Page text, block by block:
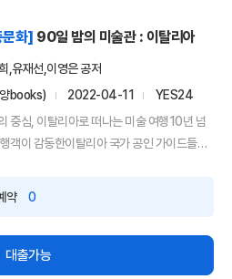
문화] 90일 밤의 미술관 : 이탈리아
,유재선,이영은 공저
books)
2022-04-11
YES24
중심, 이탈리아로 떠나는 미술 여행10년 넘
객이 감동한이탈리아 국가 공인 가이드들의
약 0
대출가능